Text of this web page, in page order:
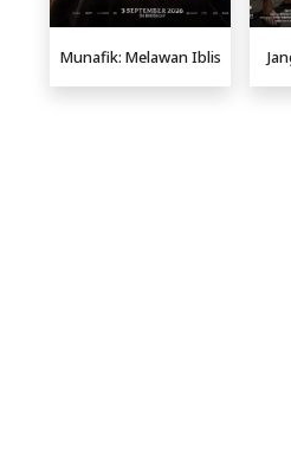
Munafik: Melawan Iblis